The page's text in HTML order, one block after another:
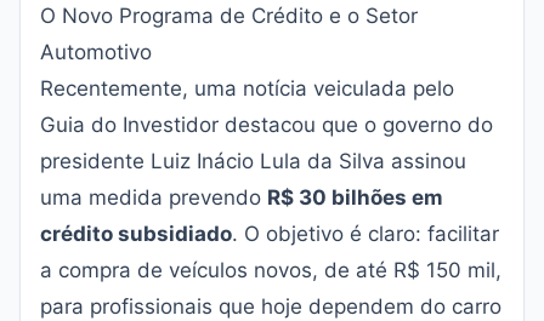
O Novo Programa de Crédito e o Setor
Automotivo
Recentemente, uma notícia veiculada pelo
Guia do Investidor destacou que o governo do
presidente Luiz Inácio Lula da Silva assinou
uma medida prevendo R$ 30 bilhões em
crédito subsidiado. O objetivo é claro: facilitar
a compra de veículos novos, de até R$ 150 mil,
para profissionais que hoje dependem do carro